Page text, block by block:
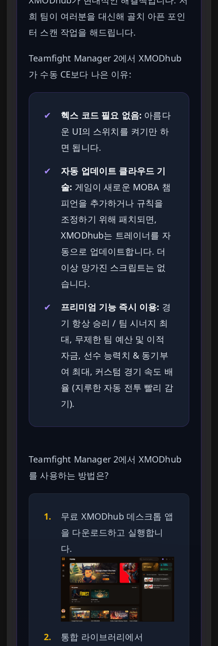
희 팀이 여러분을 대신해 골치 아픈 포인
터 스캔 작업을 해드립니다.
Teamfight Manager 2에서 XMODhub
가 수동 CE보다 나은 이유:
✔ 헥스 코드 필요 없음: 아름다
운 UI의 스위치를 켜기만 하
면 됩니다.
✔
자동 업데이트 클라우드 기
술: 게임이 새로운 MOBA 챔
피언을 추가하거나 규칙을
조정하기 위해 패치되면,
XMODhub는 트레이너를 자
동으로 업데이트합니다. 더
이상 망가진 스크립트는 없
습니다.
✔
프리미엄 기능 즉시 이용: 경
기 항상 승리 / 팀 시너지 최
대, 무제한 팀 예산 및 이적
자금, 선수 능력치 & 동기부
여 최대, 커스텀 경기 속도 배
율 (지루한 자동 전투 빨리 감
기).
Teamfight Manager 2에서 XMODhub
를 사용하는 방법은?
1.
무료 XMODhub 데스크톱 앱
을 다운로드하고 실행합니
다.
2.
통합 라이브러리에서